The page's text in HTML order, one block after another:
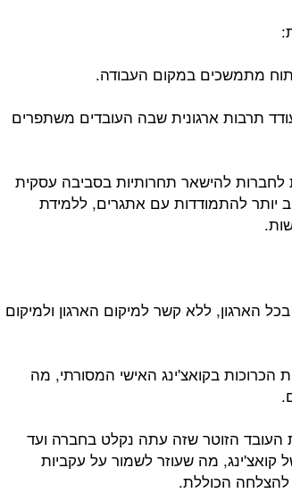
מתמשכים במקום העבודה.
תרבות ארגונית שבה העובדים משתפרים
לחברות להישאר תחרותיות בסביבה עסקית
יותר להתמודדות עם אתגרים, ללמידת
הארגון, ללא קשר למיקום הארגון ולמיקום
הכרוכות בקואצ'ינג האישי המסורתי, מה
העובד הזוטר שזה עתה נקלט בחברה ועד
מה שעוזר לשמור על עקביות
להצלחה הכוללת.